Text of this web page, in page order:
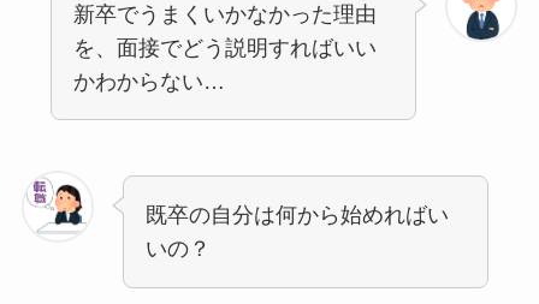
新卒でうまくいかなかった理由
を、面接でどう説明すればいい
かわからない…
既卒の自分は何から始めればい
いの？